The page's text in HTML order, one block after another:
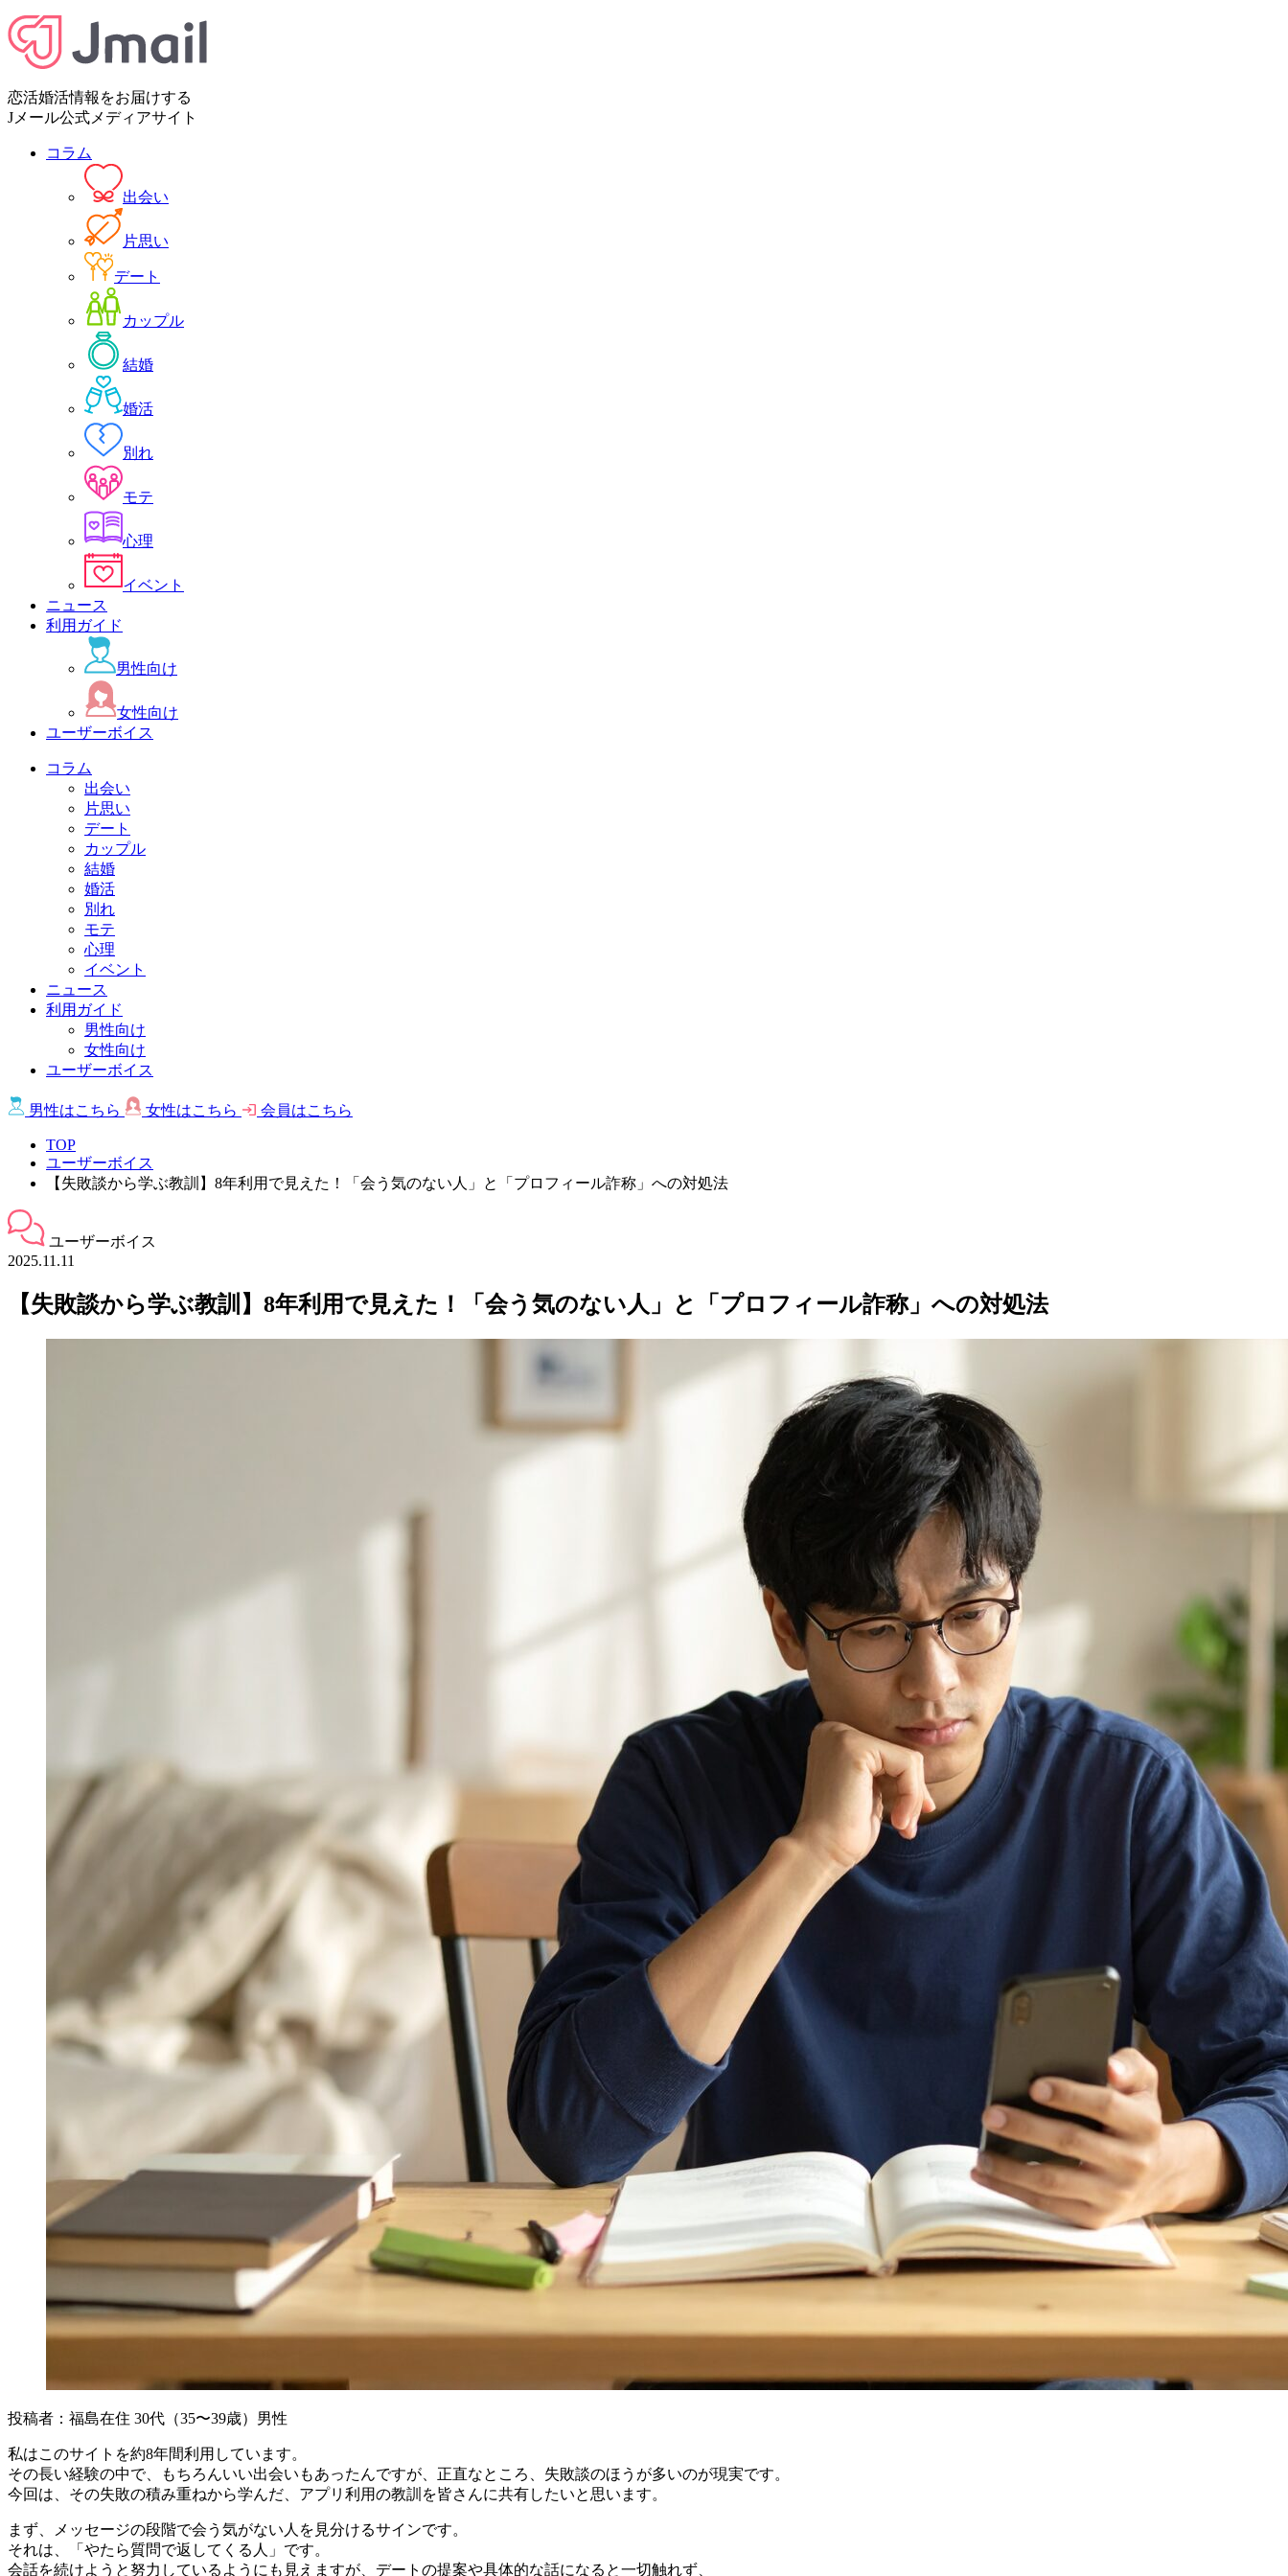
恋活婚活情報をお届けする
Jメール公式メディアサイト
コラム
出会い
片思い
デート
カップル
結婚
婚活
別れ
モテ
心理
イベント
ニュース
利用ガイド
男性向け
女性向け
ユーザーボイス
コラム
出会い
片思い
デート
カップル
結婚
婚活
別れ
モテ
心理
イベント
ニュース
利用ガイド
男性向け
女性向け
ユーザーボイス
男性はこちら 女性はこちら 会員はこちら
TOP
ユーザーボイス
【失敗談から学ぶ教訓】8年利用で見えた！「会う気のない人」と「プロフィール詐称」への対処法
ユーザーボイス
2025.11.11
【失敗談から学ぶ教訓】8年利用で見えた！「会う気のない人」と「プロフィール詐称」への対処法
投稿者：福島在住 30代（35〜39歳）男性
私はこのサイトを約8年間利用しています。
その長い経験の中で、もちろんいい出会いもあったんですが、正直なところ、失敗談のほうが多いのが現実です。
今回は、その失敗の積み重ねから学んだ、アプリ利用の教訓を皆さんに共有したいと思います。
まず、メッセージの段階で会う気がない人を見分けるサインです。
それは、「やたら質問で返してくる人」です。
会話を続けようと努力しているようにも見えますが、デートの提案や具体的な話になると一切触れず、